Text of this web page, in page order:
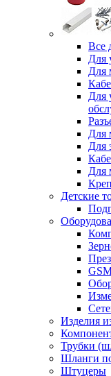
Все
Для
Для
Для
Для
Для
Для
Детские
Изделия
Трубки
Шланги
Штуцеры